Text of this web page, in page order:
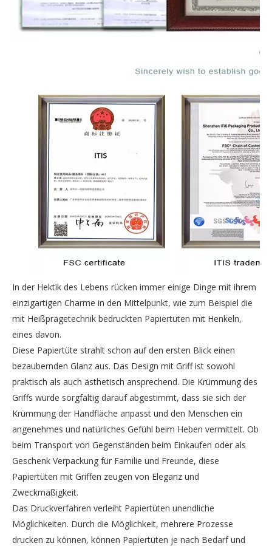
In der Hektik des Lebens rücken immer einige Dinge mit ihrem
einzigartigen Charme in den Mittelpunkt, wie zum Beispiel die
mit Heißprägetechnik bedruckten Papiertüten mit Henkeln,
eines davon.
Diese Papiertüte strahlt schon auf den ersten Blick einen
bezaubernden Glanz aus. Das Design mit Griff ist sowohl
praktisch als auch ästhetisch ansprechend. Die Krümmung des
Griffs wurde sorgfältig darauf abgestimmt, dass sie sich der
Krümmung der Handfläche anpasst und den Menschen ein
angenehmes und natürliches Gefühl beim Heben vermittelt. Ob
beim Transport von Gegenständen beim Einkaufen oder als
Geschenk Verpackung für Familie und Freunde, diese
Papiertüten mit Griffen zeugen von Eleganz und
Zweckmäßigkeit.
Das Druckverfahren verleiht Papiertüten unendliche
Möglichkeiten. Durch die Möglichkeit, mehrere Prozesse
drucken zu können, können Papiertüten je nach Bedarf und